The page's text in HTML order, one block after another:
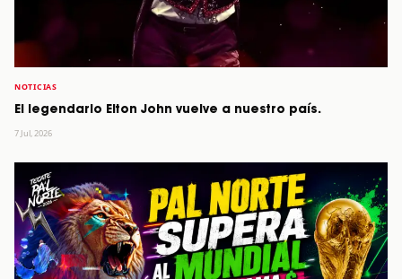
NOTICIAS
El legendario Elton John vuelve a nuestro país.
7 Jul, 2026